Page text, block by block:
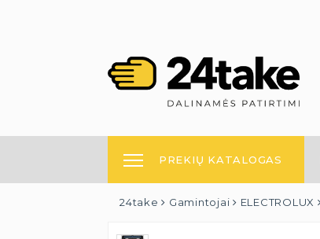
PREKIŲ KATALOGAS
24take Gamintojai ELECTROLUX